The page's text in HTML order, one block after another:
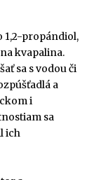
1,2-propándiol,
kvapalina.
sa s vodou či
a
i
sa
ich